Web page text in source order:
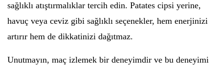
sağlıklı atıştırmalıklar tercih edin. Patates cipsi yerine,
havuç veya ceviz gibi sağlıklı seçenekler, hem enerjinizi
artırır hem de dikkatinizi dağıtmaz.
Unutmayın, maç izlemek bir deneyimdir ve bu deneyimi